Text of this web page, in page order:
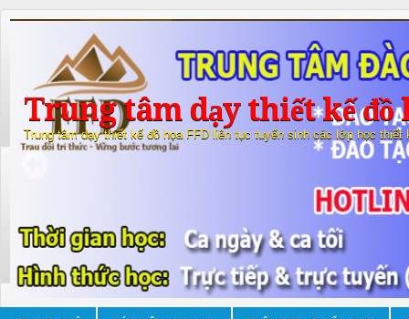
Trung tâm dạy thiết kế đồ
Trung tâm dạy thiết kế đồ họa FFD liên tục tuyển sinh các lớp học thiết